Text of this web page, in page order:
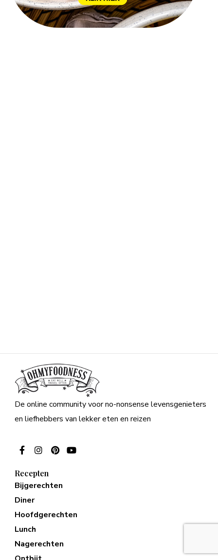
De online community voor no-nonsense levensgenieters
en liefhebbers van lekker eten en reizen
Recepten
Bijgerechten
Diner
Hoofdgerechten
Lunch
Nagerechten